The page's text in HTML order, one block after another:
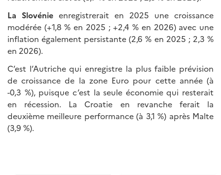
La Slovénie enregistrerait en 2025 une croissance
modérée (+1,8 % en 2025 ; +2,4 % en 2026) avec une
inflation également persistante (2,6 % en 2025 ; 2,3 %
en 2026).
C’est l’Autriche qui enregistre la plus faible prévision
de croissance de la zone Euro pour cette année (à
-0,3 %), puisque c’est la seule économie qui resterait
en récession. La Croatie en revanche ferait la
deuxième meilleure performance (à 3,1 %) après Malte
(3,9 %).